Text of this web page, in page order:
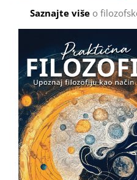
Saznajte više o